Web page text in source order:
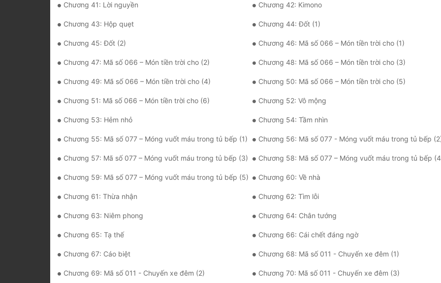
Chương 41: Lời nguyền Chương 42: Kimono
Chương 43: Hộp quẹt Chương 44: Đốt (1)
Chương 45: Đốt (2) Chương 46: Mã số 066 – Món tiền trời cho (1)
Chương 47: Mã số 066 – Món tiền trời cho (2) Chương 48: Mã số 066 – Món tiền trời cho (3)
Chương 49: Mã số 066 – Món tiền trời cho (4) Chương 50: Mã số 066 – Món tiền trời cho (5)
Chương 51: Mã số 066 – Món tiền trời cho (6) Chương 52: Vô mộng
Chương 53: Hẻm nhỏ Chương 54: Tầm nhìn
Chương 55: Mã số 077 – Móng vuốt máu trong tủ bếp (1) Chương 56: Mã số 077 - Móng vuốt máu trong tủ bếp
Chương 57: Mã số 077 – Móng vuốt máu trong tủ bếp (3) Chương 58: Mã số 077 – Móng vuốt máu trong tủ bếp
Chương 59: Mã số 077 – Móng vuốt máu trong tủ bếp (5) Chương 60: Về nhà
Chương 61: Thừa nhận Chương 62: Tìm lỗi
Chương 63: Niêm phong Chương 64: Chân tướng
Chương 65: Tạ thế Chương 66: Cái chết đáng ngờ
Chương 67: Cáo biệt Chương 68: Mã số 011 - Chuyến xe đêm (1)
Chương 69: Mã số 011 - Chuyến xe đêm (2) Chương 70: Mã số 011 - Chuyến xe đêm (3)